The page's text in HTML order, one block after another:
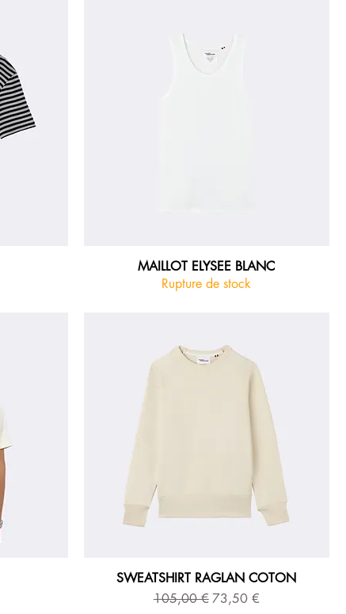
MAILLOT ELYSEE BLANC
Rupture de stock
SWEATSHIRT RAGLAN COTON
Prix original
105,00 € Prix promotionnel
73,50 €